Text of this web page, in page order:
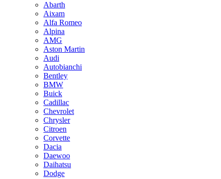
Abarth
Aixam
Alfa Romeo
Alpina
AMG
Aston Martin
Audi
Autobianchi
Bentley
BMW
Buick
Cadillac
Chevrolet
Chrysler
Citroen
Corvette
Dacia
Daewoo
Daihatsu
Dodge